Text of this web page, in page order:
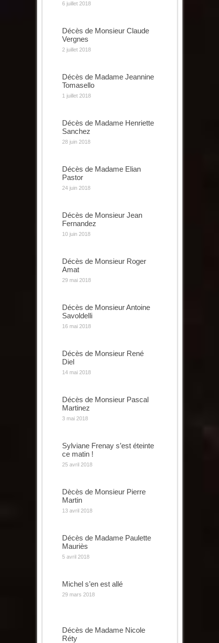
6 juillet 2018
Décès de Monsieur Claude
Vergnes
2 juillet 2018
Décès de Madame Jeannine
Tomasello
1 juillet 2018
Décès de Madame Henriette
Sanchez
28 juin 2018
Décès de Madame Elian
Pastor
24 juin 2018
Décès de Monsieur Jean
Fernandez
10 juin 2018
Décès de Monsieur Roger
Amat
29 mai 2018
Décès de Monsieur Antoine
Savoldelli
16 mai 2018
Décès de Monsieur René
Diel
14 mai 2018
Décès de Monsieur Pascal
Martinez
3 mai 2018
Sylviane Frenay s’est éteinte
ce matin !
25 avril 2018
Dècès de Monsieur Pierre
Martin
13 avril 2018
Décès de Madame Paulette
Mauriès
5 avril 2018
Michel s’en est allé
29 mars 2018
Décès de Madame Nicole
Réty